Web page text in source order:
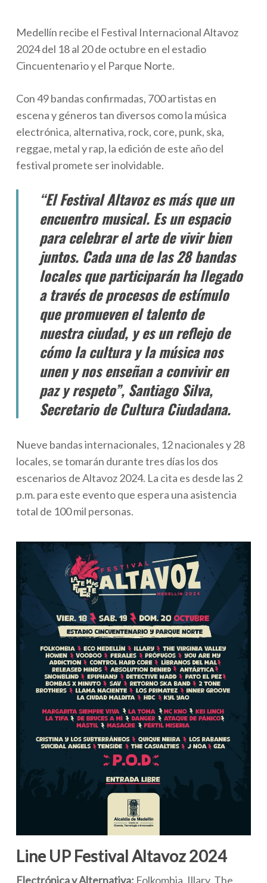
Medellín recibe el Festival Internacional Altavoz
2024 del 18 al 20 de octubre en el estadio
Cincuentenario y el Parque Norte.
Con 49 bandas confirmadas, 700 artistas en
escena y géneros tan diversos como la música
electrónica, alternativa, rock, core, punk, ska,
reggae, metal y rap, la edición de este año del
festival promete ser inolvidable.
“El Festival Altavoz es más que un
encuentro musical. Es un espacio
para celebrar el arte de vivir bien
juntos. Cada una de las 28 bandas
locales que participarán ha llegado
a través de procesos de estímulo
que promueven el talento de
nuestra ciudad, y es un reflejo de
cómo la cultura y la música nos
unen y nos enseñan a convivir en
paz y respeto”, Santiago Silva,
Secretario de Cultura Ciudadana.
Nueve bandas internacionales, 12 nacionales y 28
locales, se tomarán durante tres días los dos
escenarios de Altavoz 2024. La cita es desde las 2
p.m. para este evento que espera una asistencia
total de 100 mil personas.
Line UP Festival Altavoz 2024
Electrónica y Alternativa: Folkombia, Illary, The